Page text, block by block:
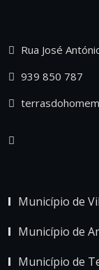
Rua José
939 850 787
Município de
Município de
Município de